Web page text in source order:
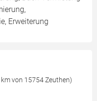
Erweiterung
von 15754 Zeuthen)